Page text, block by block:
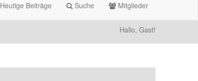
Heutige Beiträge Suche Mitglieder
Hallo, Gast!